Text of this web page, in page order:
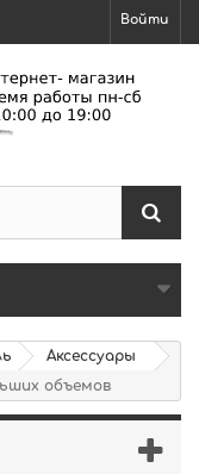
Войти
Аксессуары
объемов